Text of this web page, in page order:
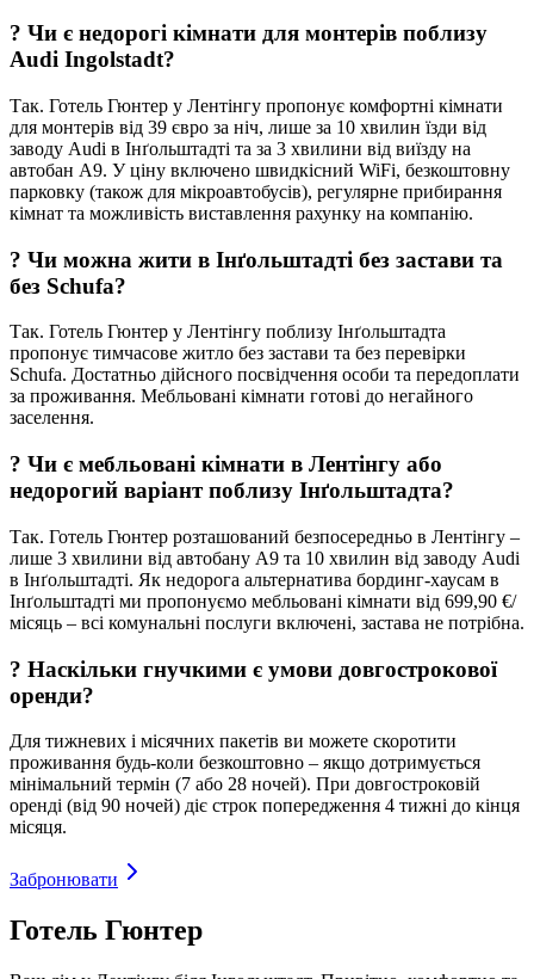
? Чи є недорогі кімнати для монтерів поблизу
Audi Ingolstadt?
Так. Готель Гюнтер у Лентінгу пропонує комфортні кімнати
для монтерів від 39 євро за ніч, лише за 10 хвилин їзди від
заводу Audi в Інґольштадті та за 3 хвилини від виїзду на
автобан A9. У ціну включено швидкісний WiFi, безкоштовну
парковку (також для мікроавтобусів), регулярне прибирання
кімнат та можливість виставлення рахунку на компанію.
? Чи можна жити в Інґольштадті без застави та
без Schufa?
Так. Готель Гюнтер у Лентінгу поблизу Інґольштадта
пропонує тимчасове житло без застави та без перевірки
Schufa. Достатньо дійсного посвідчення особи та передоплати
за проживання. Мебльовані кімнати готові до негайного
заселення.
? Чи є мебльовані кімнати в Лентінгу або
недорогий варіант поблизу Інґольштадта?
Так. Готель Гюнтер розташований безпосередньо в Лентінгу –
лише 3 хвилини від автобану A9 та 10 хвилин від заводу Audi
в Інґольштадті. Як недорога альтернатива бординг-хаусам в
Інґольштадті ми пропонуємо мебльовані кімнати від 699,90 €/
місяць – всі комунальні послуги включені, застава не потрібна.
? Наскільки гнучкими є умови довгострокової
оренди?
Для тижневих і місячних пакетів ви можете скоротити
проживання будь-коли безкоштовно – якщо дотримується
мінімальний термін (7 або 28 ночей). При довгостроковій
оренді (від 90 ночей) діє строк попередження 4 тижні до кінця
місяця.
Забронювати
Готель Гюнтер